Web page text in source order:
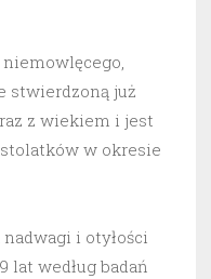
stwierdzoną już
z wiekiem i jest
w okresie
i otyłości
lat według badań